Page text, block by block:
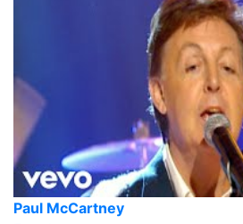
Paul McCartney